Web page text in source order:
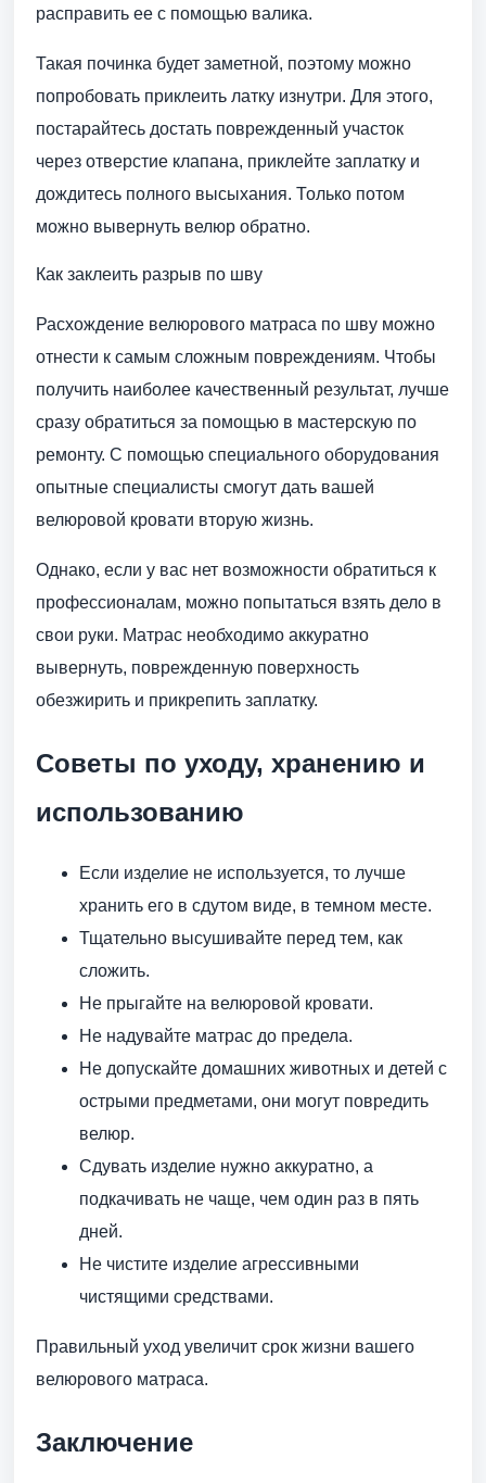
расправить ее с помощью валика.
Такая починка будет заметной, поэтому можно
попробовать приклеить латку изнутри. Для этого,
постарайтесь достать поврежденный участок
через отверстие клапана, приклейте заплатку и
дождитесь полного высыхания. Только потом
можно вывернуть велюр обратно.
Как заклеить разрыв по шву
Расхождение велюрового матраса по шву можно
отнести к самым сложным повреждениям. Чтобы
получить наиболее качественный результат, лучше
сразу обратиться за помощью в мастерскую по
ремонту. С помощью специального оборудования
опытные специалисты смогут дать вашей
велюровой кровати вторую жизнь.
Однако, если у вас нет возможности обратиться к
профессионалам, можно попытаться взять дело в
свои руки. Матрас необходимо аккуратно
вывернуть, поврежденную поверхность
обезжирить и прикрепить заплатку.
Советы по уходу, хранению и
использованию
Если изделие не используется, то лучше
хранить его в сдутом виде, в темном месте.
Тщательно высушивайте перед тем, как
сложить.
Не прыгайте на велюровой кровати.
Не надувайте матрас до предела.
Не допускайте домашних животных и детей с
острыми предметами, они могут повредить
велюр.
Сдувать изделие нужно аккуратно, а
подкачивать не чаще, чем один раз в пять
дней.
Не чистите изделие агрессивными
чистящими средствами.
Правильный уход увеличит срок жизни вашего
велюрового матраса.
Заключение